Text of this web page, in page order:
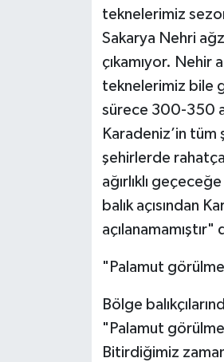
teknelerimiz
Sakarya Nehri
çıkamıyor. Nehir
teknelerimiz bile
sürece 300-350
Karadeniz’in tüm
şehirlerde
ağırlıklı
balık açısından
açılanamamıştır"
"Palamut
Bölge
"Palamut
Bitirdiğimiz